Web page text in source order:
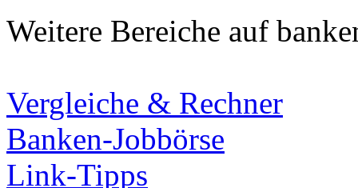
Weitere Bereiche auf
Vergleiche & Rechner
Banken-Jobbörse
Link-Tipps